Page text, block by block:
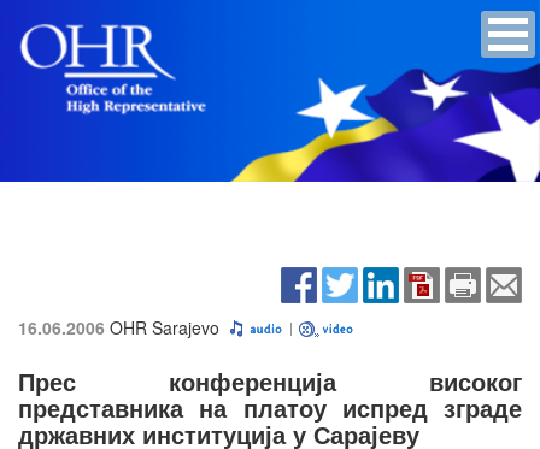
16.06.2006 OHR Sarajevo
Прес конференција високог
представника на платоу испред зграде
државних институција у Сарајеву